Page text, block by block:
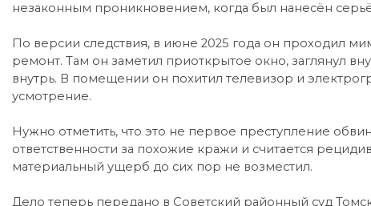
незаконным проникновением, когда был нанесён
По версии следствия, в июне 2025 года он проходил
ремонт. Там он заметил приоткрытое окно, заглянул
внутрь. В помещении он похитил телевизор и
усмотрение.
Нужно отметить, что это не первое преступление
ответственности за похожие кражи и считается
материальный ущерб до сих пор не возместил.
Дело теперь передано в Советский районный суд